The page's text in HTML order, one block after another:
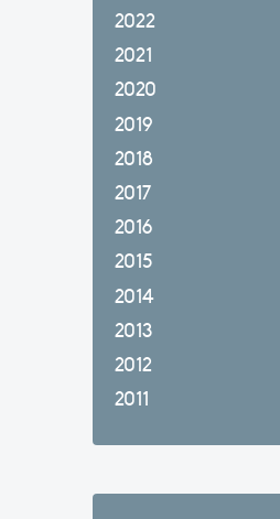
2022
2021
2020
2019
2018
2017
2016
2015
2014
2013
2012
2011